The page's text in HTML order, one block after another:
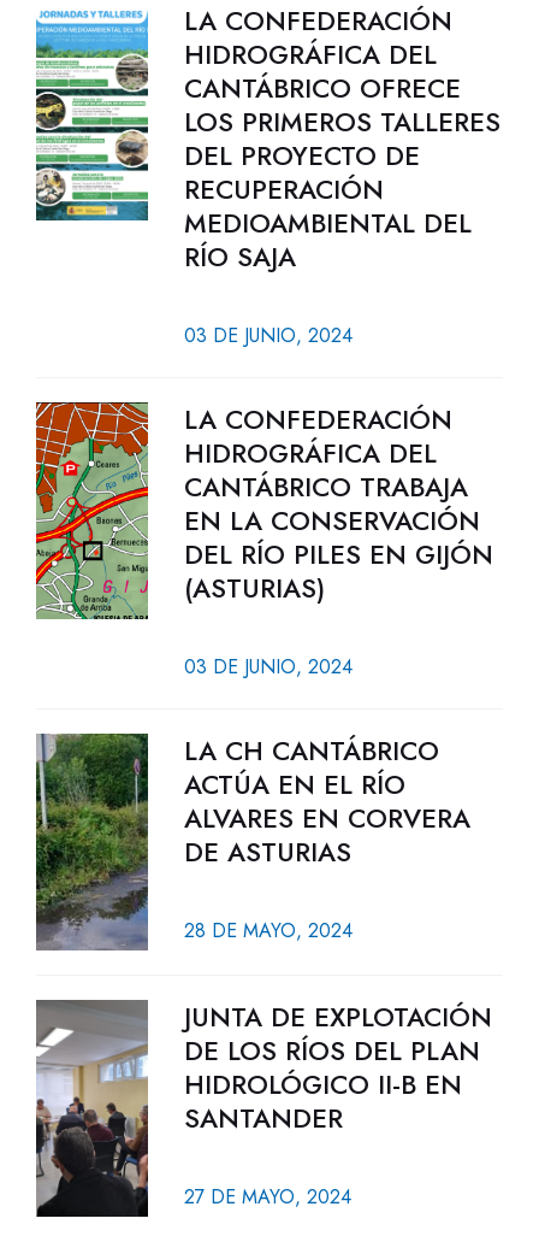
LA CONFEDERACIÓN
HIDROGRÁFICA DEL
CANTÁBRICO OFRECE
LOS PRIMEROS TALLERES
DEL PROYECTO DE
RECUPERACIÓN
MEDIOAMBIENTAL DEL
RÍO SAJA
03 DE JUNIO, 2024
LA CONFEDERACIÓN
HIDROGRÁFICA DEL
CANTÁBRICO TRABAJA
EN LA CONSERVACIÓN
DEL RÍO PILES EN GIJÓN
(ASTURIAS)
03 DE JUNIO, 2024
LA CH CANTÁBRICO
ACTÚA EN EL RÍO
ALVARES EN CORVERA
DE ASTURIAS
28 DE MAYO, 2024
JUNTA DE EXPLOTACIÓN
DE LOS RÍOS DEL PLAN
HIDROLÓGICO II-B EN
SANTANDER
27 DE MAYO, 2024